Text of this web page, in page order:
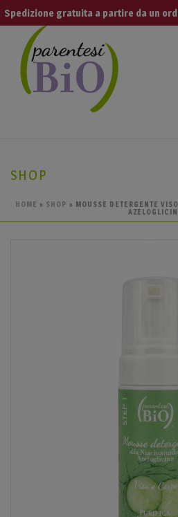
SHOP
HOME » SHOP » MOUSSE DETERGENTE
Spedizione gratuita a partire da un